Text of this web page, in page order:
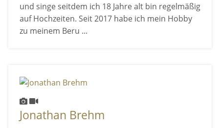
und singe seitdem ich 18 Jahre alt bin regelmäßig
auf Hochzeiten. Seit 2017 habe ich mein Hobby
zu meinem Beru ...
Jonathan Brehm